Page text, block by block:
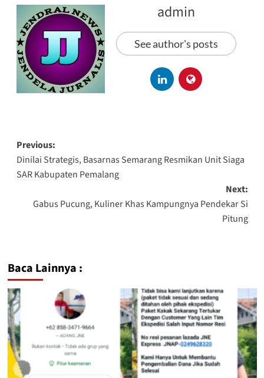
admin
See author's posts
Previous:
Dinilai Strategis, Basarnas Semarang Resmikan Unit Siaga
SAR Kabupaten Pemalang
Next:
Gabus Pucung, Kuliner Khas Kampungnya Pendekar Si
Pitung
Baca Lainnya :